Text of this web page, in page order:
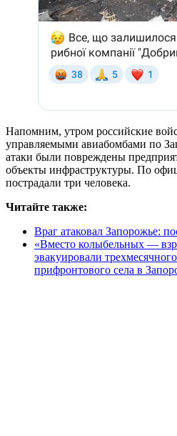
Напомним, утром российские
управляемыми авиабомбами по
атаки были повреждены
объекты инфраструктуры. По
пострадали три человека.
Читайте также:
Враг атаковал Запорожье:
«Вместо колыбельных —
эвакуировали
прифронтового села в